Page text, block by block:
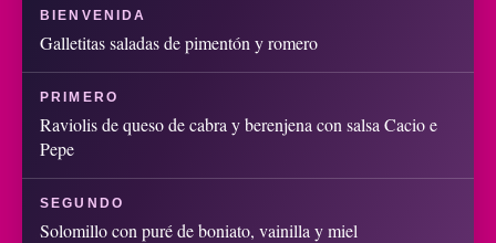
BIENVENIDA
Galletitas saladas de pimentón y romero
PRIMERO
Raviolis de queso de cabra y berenjena con salsa Cacio e
Pepe
SEGUNDO
Solomillo con puré de boniato, vainilla y miel